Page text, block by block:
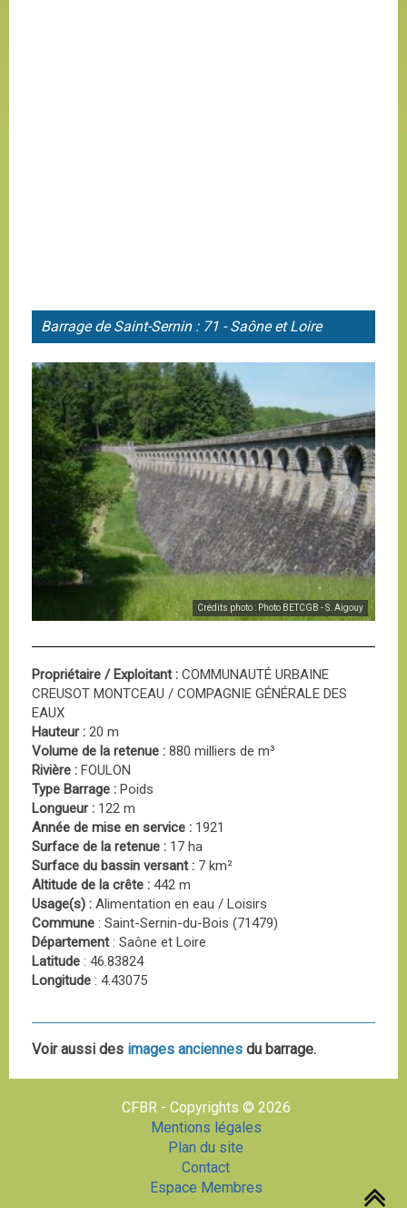
Barrage deSaint-Sernin : 71 - Saône et Loire
Crédits photo : Photo BETCGB - S. Aigouy
Propriétaire / Exploitant : COMMUNAUTÉ URBAINE
CREUSOT MONTCEAU / COMPAGNIE GÉNÉRALE DES
EAUX
Hauteur : 20 m
Volume de la retenue : 880 milliers de m³
Rivière : FOULON
Type Barrage : Poids
Longueur : 122 m
Année de mise en service : 1921
Surface de la retenue : 17 ha
Surface du bassin versant : 7 km²
Altitude de la crête : 442 m
Usage(s) : Alimentation en eau / Loisirs
Commune : Saint-Sernin-du-Bois (71479)
Département: Saône et Loire
Latitude : 46.83824
Longitude : 4.43075
Voir aussi des images anciennes du barrage.
CFBR - Copyrights © 2026
Mentions légales
Plan du site
Contact
Espace Membres